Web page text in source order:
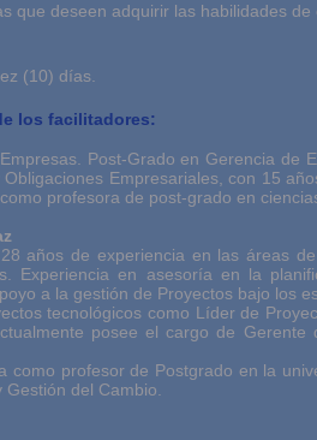
que deseen adquirir las habilidades
(10) días.
los facilitadores:
Post-Grado en Gerencia de
Empresariales, con 15
profesora de post-grado en
años de experiencia en las áreas
Experiencia en asesoría en la
a la gestión de Proyectos bajo los
tecnológicos como Líder de
posee el cargo de
como profesor de Postgrado en la
del Cambio.